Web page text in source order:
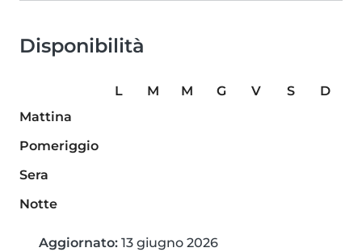
Disponibilità
L M M G V S
D
Mattina
Pomeriggio
Sera
Notte
Aggiornato: 13 giugno 2026